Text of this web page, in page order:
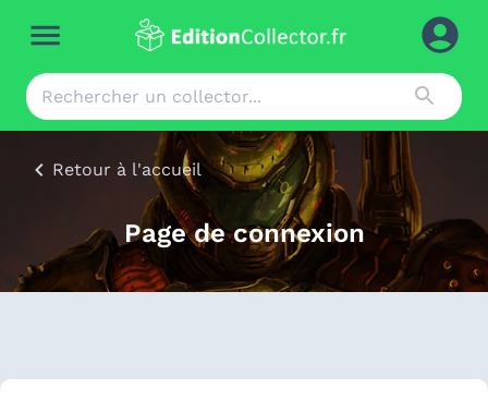
Retour à l'accueil
Page de connexion